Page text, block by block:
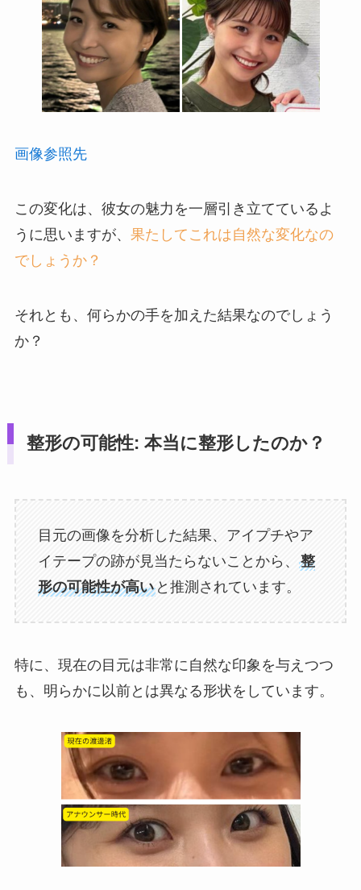
画像参照先
この変化は、彼女の魅力を一層引き立てているよ
うに思いますが、 果たしてこれは自然な変化なの
でしょうか？
それとも、何らかの手を加えた結果なのでしょう
か？
整形の可能性: 本当に整形したのか？
目元の画像を分析した結果、アイプチやア
イテープの跡が見当たらないことから、 整
形の可能性が高いと推測されています。
特に、現在の目元は非常に自然な印象を与えつつ
も、明らかに以前とは異なる形状をしています。